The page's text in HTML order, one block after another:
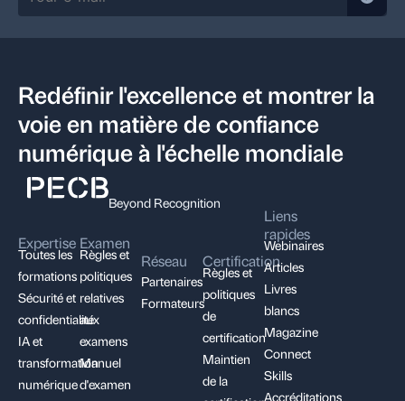
Redéfinir l'excellence et montrer la
voie en matière de confiance
numérique à l'échelle mondiale
Beyond Recognition
Expertise
Toutes les
formations
Sécurité et
confidentialité
IA et
transformation
numérique
Examen
Règles et
politiques
relatives
aux
examens
Manuel
d'examen
Réseau
Partenaires
Formateurs
Certification
Règles et
politiques
de
certification
Maintien
de la
Liens
rapides
Webinaires
Articles
Livres
blancs
Magazine
Connect
Skills
Accréditations